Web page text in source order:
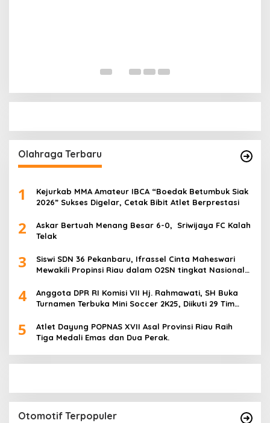
Olahraga Terbaru
1
Kejurkab MMA Amateur IBCA “Boedak Betumbuk Siak
2026” Sukses Digelar, Cetak Bibit Atlet Berprestasi
2
Askar Bertuah Menang Besar 6-0, Sriwijaya FC Kalah
Telak
3
Siswi SDN 36 Pekanbaru, Ifrassel Cinta Maheswari
Mewakili Propinsi Riau dalam O2SN tingkat Nasional
4
Anggota DPR RI Komisi VII Hj. Rahmawati, SH Buka
Turnamen Terbuka Mini Soccer 2K25, Diikuti 29 Tim
5
Atlet Dayung POPNAS XVII Asal Provinsi Riau Raih
Tiga Medali Emas dan Dua Perak.
Otomotif Terpopuler